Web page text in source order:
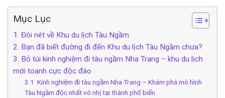
Mục Lục
1. Đôi nét về Khu du lịch Tàu Ngầm
2. Bạn đã biết đường đi đến Khu du lịch Tàu Ngầm chưa?
3. Bỏ túi kinh nghiệm đi tàu ngầm Nha Trang – khu du lịch
mới toanh cực độc đáo
3.1 Kinh nghiệm đi tàu ngầm Nha Trang – Khám phá mô hình
Tàu Ngầm độc nhất vô nhị tại thành phố biển